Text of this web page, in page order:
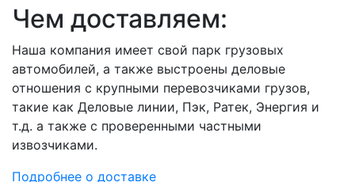
Чем доставляем:
Наша компания имеет свой парк грузовых
автомобилей, а также выстроены деловые
отношения с крупными перевозчиками грузов,
такие как Деловые линии, Пэк, Ратек, Энергия и
т.д. а также с проверенными частными
извозчиками.
Подробнее о доставке